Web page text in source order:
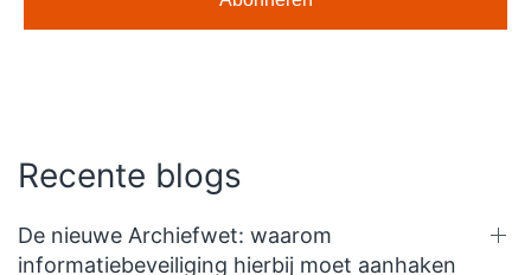
Recente blogs
De nieuwe Archiefwet: waarom
informatiebeveiliging hierbij moet aanhaken